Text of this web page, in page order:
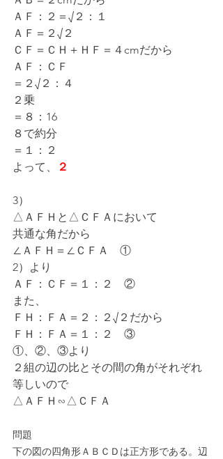
ＡＦ：２＝√２：１
ＡＦ＝２√２
ＣＦ＝ＣＨ＋ＨＦ＝４cmだから
ＡＦ：ＣＦ
＝２√２：４
２乗
＝８：16
８で約分
＝１：２
よって、
２
3）
△ＡＦＨと△ＣＦＡにおいて
共通な角だから
∠ＡＦＨ＝∠ＣＦＡ　①
2）より
ＡＦ：ＣＦ＝１：２　②
また、
ＦＨ：ＦＡ＝２：２√２だから
ＦＨ：ＦＡ＝１：２　③
①、②、③より
２組の辺の比とその間の角がそれぞれ
等しいので
△ＡＦＨ∽△ＣＦＡ
問題
下の図の四角形ＡＢＣＤは正方形である。辺